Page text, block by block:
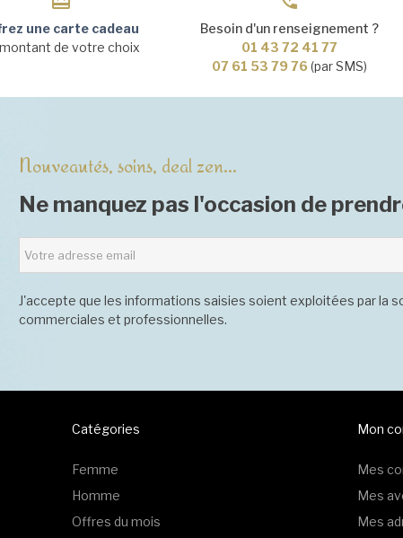
complet
aisselles, bras, jambes complètes, fesses, inter fessier ou
une carte cadeau
de votre choix
Besoin d'un renseignement ?
01 43 72 41 77
07 61 53 79 76 (par SMS)
Nouveautés, soins, deal zen...
Ne manquez pas l'occasion de
J'accepte que les informations saisies soient exploitées par la
commerciales et professionnelles.
Catégories
Femme
Homme
Offres du mois
Mon
Mes
Mes
Mes